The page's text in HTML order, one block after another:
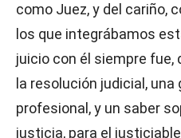
como Juez, y del cariño,
los que integrábamos
juicio con él siempre fue,
la resolución judicial, una
profesional, y un saber
justicia, para el